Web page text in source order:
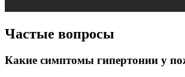
Частые вопросы
Какие симптомы гипертонии у